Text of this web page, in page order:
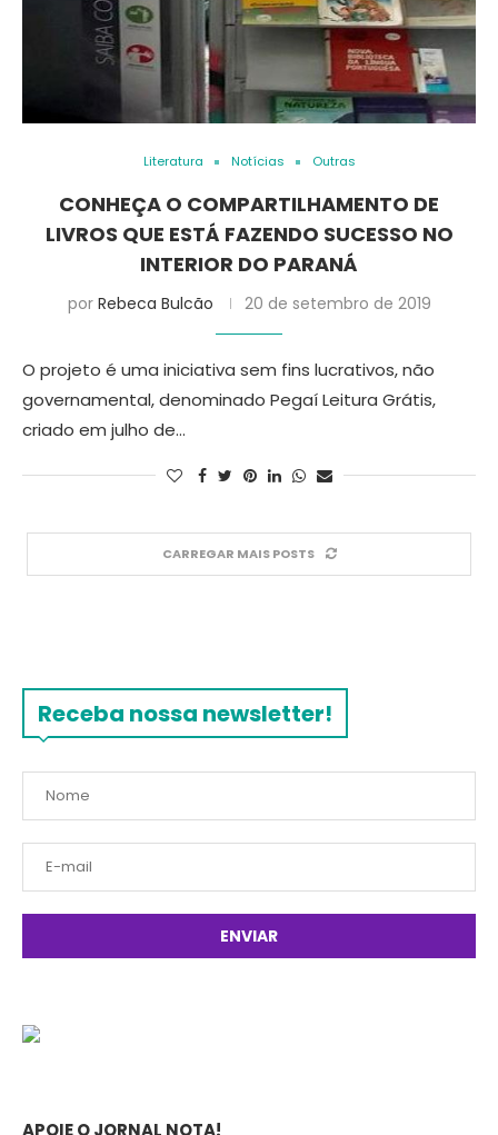
Literatura Notícias Outras
CONHEÇA O COMPARTILHAMENTO DE
LIVROS QUE ESTÁ FAZENDO SUCESSO NO
INTERIOR DO PARANÁ
por Rebeca Bulcão 20 de setembro de 2019
O projeto é uma iniciativa sem fins lucrativos, não
governamental, denominado Pegaí Leitura Grátis,
criado em julho de…
CARREGAR MAIS POSTS
Receba nossa newsletter!
APOIE O JORNAL NOTA!